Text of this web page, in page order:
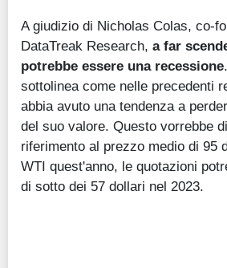
A giudizio di Nicholas Colas, co-
DataTreak Research, a far
potrebbe essere una recessione
sottolinea come nelle precedenti
abbia avuto una tendenza a
del suo valore. Questo vorrebbe
riferimento al prezzo medio di 95
WTI quest'anno, le quotazioni
di sotto dei 57 dollari nel 2023.